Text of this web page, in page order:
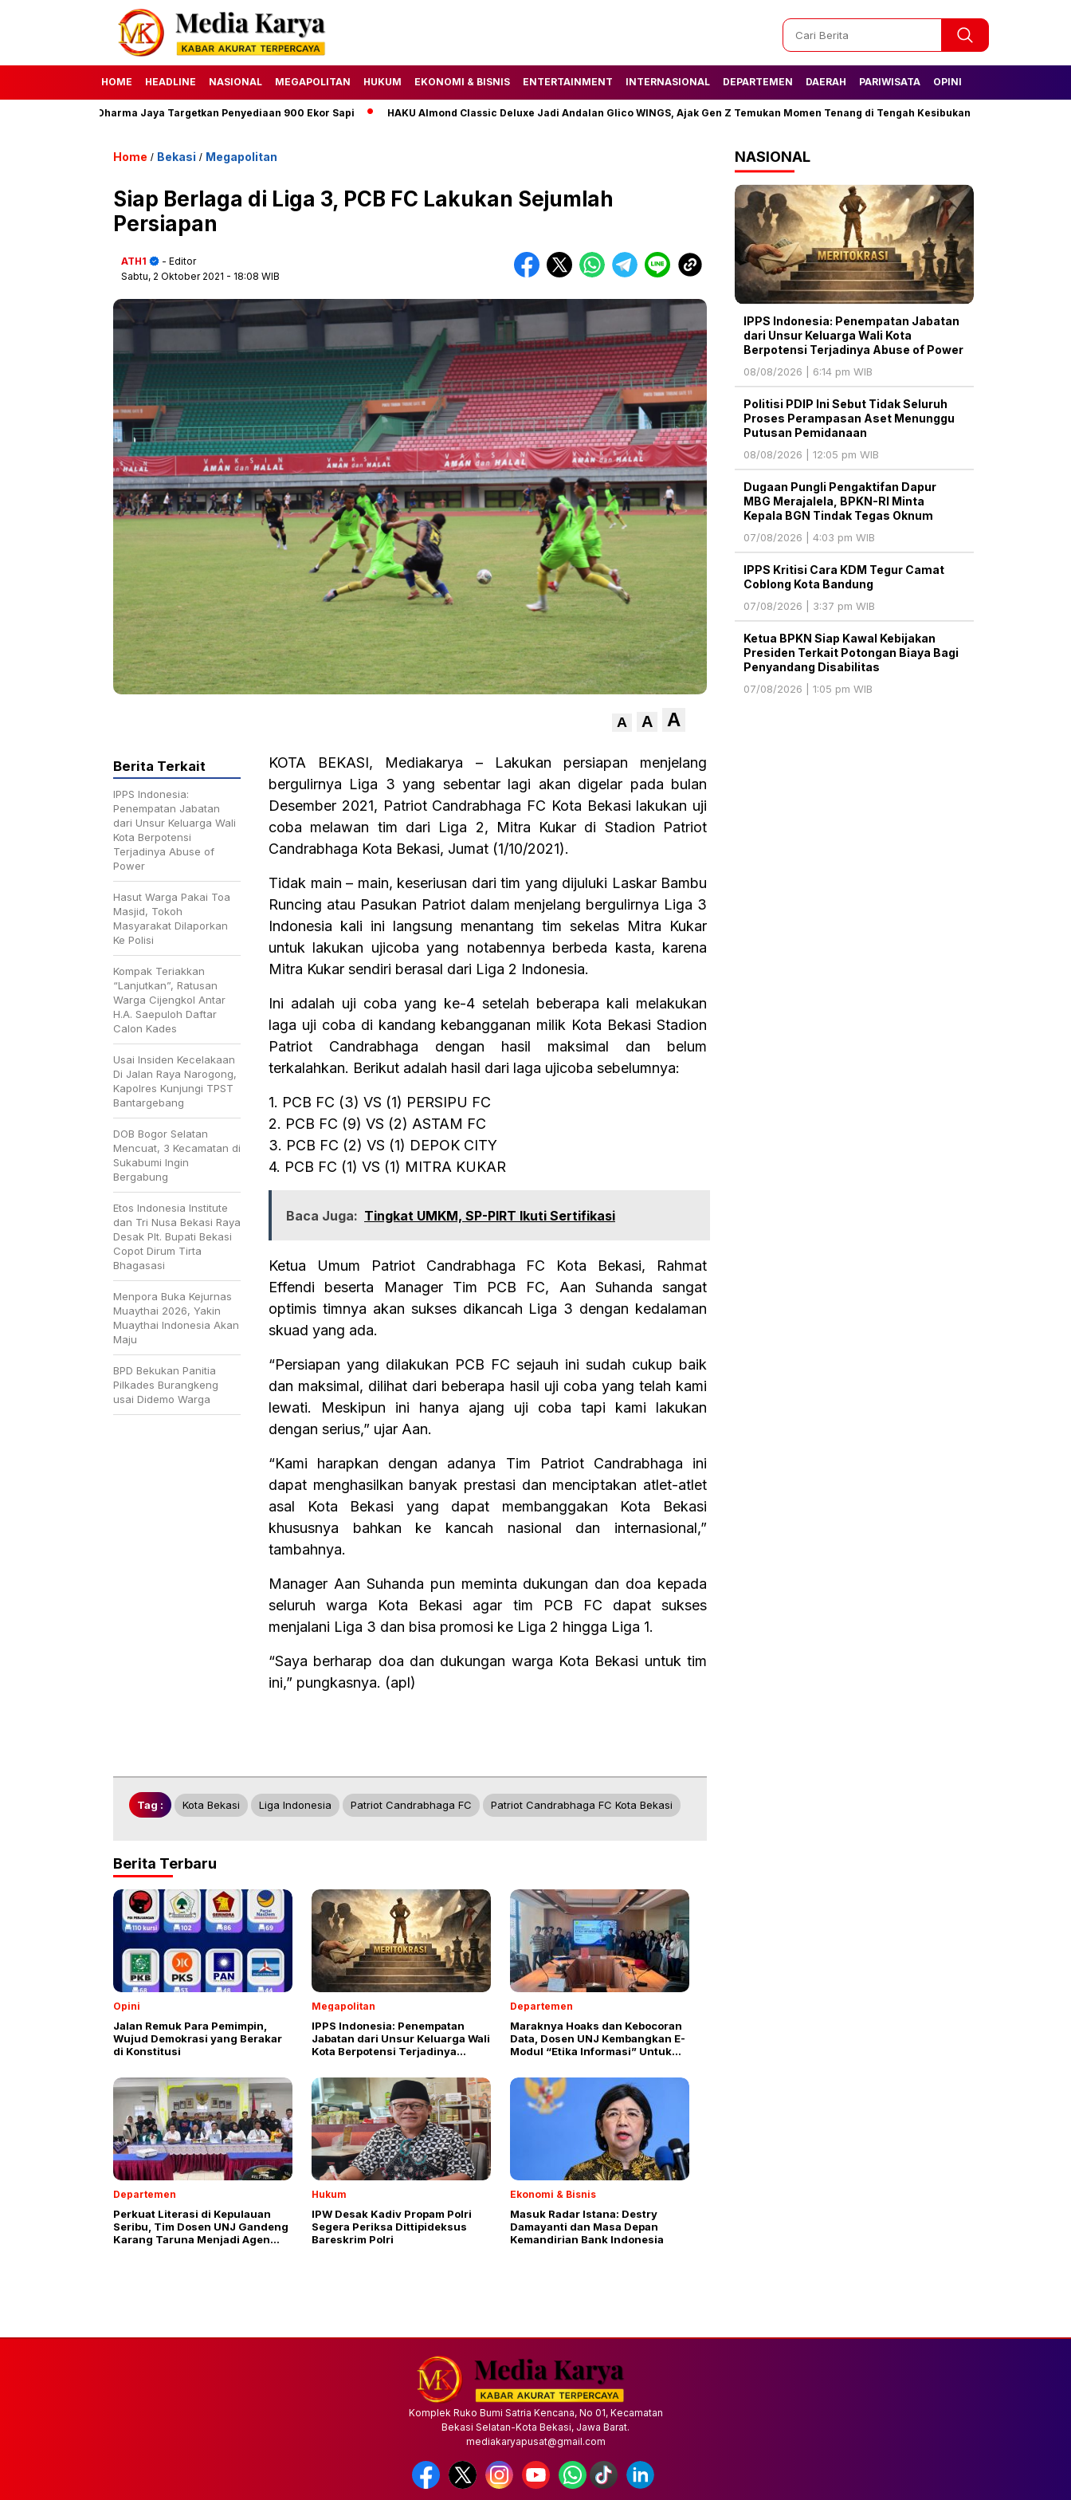
HOME HEADLINE NASIONAL MEGAPOLITAN HUKUM EKONOMI & BISNIS ENTERTAINMENT INTERNASIONAL DEPARTEMEN DAERAH PARIWISATA OPINI
Perumda Dharma Jaya Targetkan Penyediaan 900 Ekor Sapi HAKU Almond Classic Deluxe Jadi Andalan Glico WINGS, Ajak Gen Z Temukan Momen Tenang di Tengah Kesibukan Tak Lagi Kesulitan
Home / Bekasi / Megapolitan
Siap Berlaga di Liga 3, PCB FC Lakukan Sejumlah
Persiapan
ATH1
- Editor
Sabtu, 2 Oktober 2021 - 18:08 WIB
A A A
KOTA BEKASI, Mediakarya – Lakukan persiapan menjelang
bergulirnya Liga 3 yang sebentar lagi akan digelar pada bulan
Desember 2021, Patriot Candrabhaga FC Kota Bekasi lakukan uji
coba melawan tim dari Liga 2, Mitra Kukar di Stadion Patriot
Candrabhaga Kota Bekasi, Jumat (1/10/2021).
Tidak main – main, keseriusan dari tim yang dijuluki Laskar Bambu
Runcing atau Pasukan Patriot dalam menjelang bergulirnya Liga 3
Indonesia kali ini langsung menantang tim sekelas Mitra Kukar
untuk lakukan ujicoba yang notabennya berbeda kasta, karena
Mitra Kukar sendiri berasal dari Liga 2 Indonesia.
Ini adalah uji coba yang ke-4 setelah beberapa kali melakukan
laga uji coba di kandang kebangganan milik Kota Bekasi Stadion
Patriot Candrabhaga dengan hasil maksimal dan belum
terkalahkan. Berikut adalah hasil dari laga ujicoba sebelumnya:
1. PCB FC (3) VS (1) PERSIPU FC
2. PCB FC (9) VS (2) ASTAM FC
3. PCB FC (2) VS (1) DEPOK CITY
4. PCB FC (1) VS (1) MITRA KUKAR
Baca Juga: Tingkat UMKM, SP-PIRT Ikuti Sertifikasi
Ketua Umum Patriot Candrabhaga FC Kota Bekasi, Rahmat
Effendi beserta Manager Tim PCB FC, Aan Suhanda sangat
optimis timnya akan sukses dikancah Liga 3 dengan kedalaman
skuad yang ada.
“Persiapan yang dilakukan PCB FC sejauh ini sudah cukup baik
dan maksimal, dilihat dari beberapa hasil uji coba yang telah kami
lewati. Meskipun ini hanya ajang uji coba tapi kami lakukan
dengan serius,” ujar Aan.
“Kami harapkan dengan adanya Tim Patriot Candrabhaga ini
dapat menghasilkan banyak prestasi dan menciptakan atlet-atlet
asal Kota Bekasi yang dapat membanggakan Kota Bekasi
khususnya bahkan ke kancah nasional dan internasional,”
tambahnya.
Manager Aan Suhanda pun meminta dukungan dan doa kepada
seluruh warga Kota Bekasi agar tim PCB FC dapat sukses
menjalani Liga 3 dan bisa promosi ke Liga 2 hingga Liga 1.
“Saya berharap doa dan dukungan warga Kota Bekasi untuk tim
ini,” pungkasnya. (apl)
Berita Terkait
IPPS Indonesia:
Penempatan Jabatan
dari Unsur Keluarga Wali
Kota Berpotensi
Terjadinya Abuse of
Power
Hasut Warga Pakai Toa
Masjid, Tokoh
Masyarakat Dilaporkan
Ke Polisi
Kompak Teriakkan
“Lanjutkan”, Ratusan
Warga Cijengkol Antar
H.A. Saepuloh Daftar
Calon Kades
Usai Insiden Kecelakaan
Di Jalan Raya Narogong,
Kapolres Kunjungi TPST
Bantargebang
DOB Bogor Selatan
Mencuat, 3 Kecamatan di
Sukabumi Ingin
Bergabung
Etos Indonesia Institute
dan Tri Nusa Bekasi Raya
Desak Plt. Bupati Bekasi
Copot Dirum Tirta
Bhagasasi
Menpora Buka Kejurnas
Muaythai 2026, Yakin
Muaythai Indonesia Akan
Maju
BPD Bekukan Panitia
Pilkades Burangkeng
usai Didemo Warga
Tag : Kota Bekasi Liga Indonesia Patriot Candrabhaga FC Patriot Candrabhaga FC Kota Bekasi
Berita Terbaru
Opini
Jalan Remuk Para Pemimpin,
Wujud Demokrasi yang Berakar
di Konstitusi
Megapolitan
IPPS Indonesia: Penempatan
Jabatan dari Unsur Keluarga Wali
Kota Berpotensi Terjadinya
Departemen
Maraknya Hoaks dan Kebocoran
Data, Dosen UNJ Kembangkan E-
Modul “Etika Informasi” Untuk
Departemen
Perkuat Literasi di Kepulauan
Seribu, Tim Dosen UNJ Gandeng
Karang Taruna Menjadi Agen
Hukum
IPW Desak Kadiv Propam Polri
Segera Periksa Dittipideksus
Bareskrim Polri
Ekonomi & Bisnis
Masuk Radar Istana: Destry
Damayanti dan Masa Depan
Kemandirian Bank Indonesia
NASIONAL
IPPS Indonesia: Penempatan Jabatan
dari Unsur Keluarga Wali Kota
Berpotensi Terjadinya Abuse of Power
08/08/2026 | 6:14 pm WIB
Politisi PDIP Ini Sebut Tidak Seluruh
Proses Perampasan Aset Menunggu
Putusan Pemidanaan
08/08/2026 | 12:05 pm WIB
Dugaan Pungli Pengaktifan Dapur
MBG Merajalela, BPKN-RI Minta
Kepala BGN Tindak Tegas Oknum
07/08/2026 | 4:03 pm WIB
IPPS Kritisi Cara KDM Tegur Camat
Coblong Kota Bandung
07/08/2026 | 3:37 pm WIB
Ketua BPKN Siap Kawal Kebijakan
Presiden Terkait Potongan Biaya Bagi
Penyandang Disabilitas
07/08/2026 | 1:05 pm WIB
Komplek Ruko Bumi Satria Kencana, No 01, Kecamatan
Bekasi Selatan-Kota Bekasi, Jawa Barat.
mediakaryapusat@gmail.com